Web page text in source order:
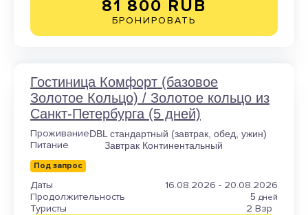
81 800 RUB
БРОНИРОВАТЬ
Гостиница Комфорт (базовое
Золотое Кольцо) / Золотое кольцо из
Санкт-Петербурга (5 дней)
ПроживаниеDBL стандартный (завтрак, обед, ужин)
Питание Завтрак Континентальный
Под запрос
Даты
16.08.2026 - 20.08.2026
Продолжительность
5 дней
Туристы 2 Взр